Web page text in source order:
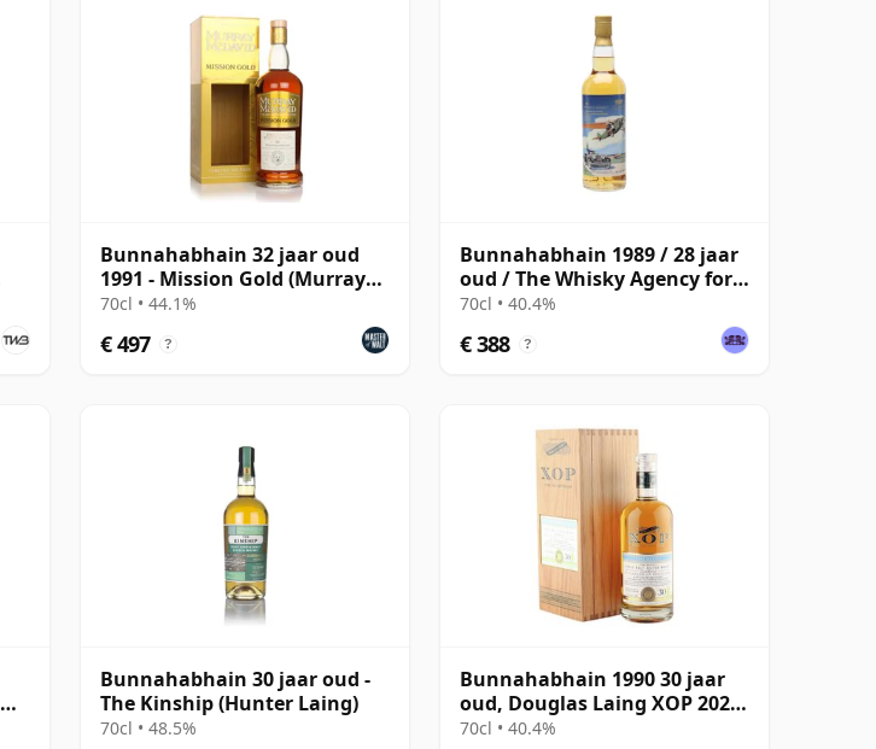
Bunnahabhain 32 jaar oud
1991 - Mission Gold (Murray
McDavid)
70cl • 44.1%
€ 497 ?
Bunnahabhain 1989 / 28 jaar
oud / The Whisky Agency for
TWE
70cl • 40.4%
€ 388 ?
Bunnahabhain 30 jaar oud -
The Kinship (Hunter Laing)
70cl • 48.5%
Bunnahabhain 1990 30 jaar
oud, Douglas Laing XOP 2020,
Cask 14565
70cl • 40.4%